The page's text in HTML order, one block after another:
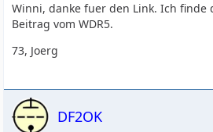
Winni, danke fuer den Link. Ich finde
Beitrag vom WDR5.
73, Joerg
DF2OK